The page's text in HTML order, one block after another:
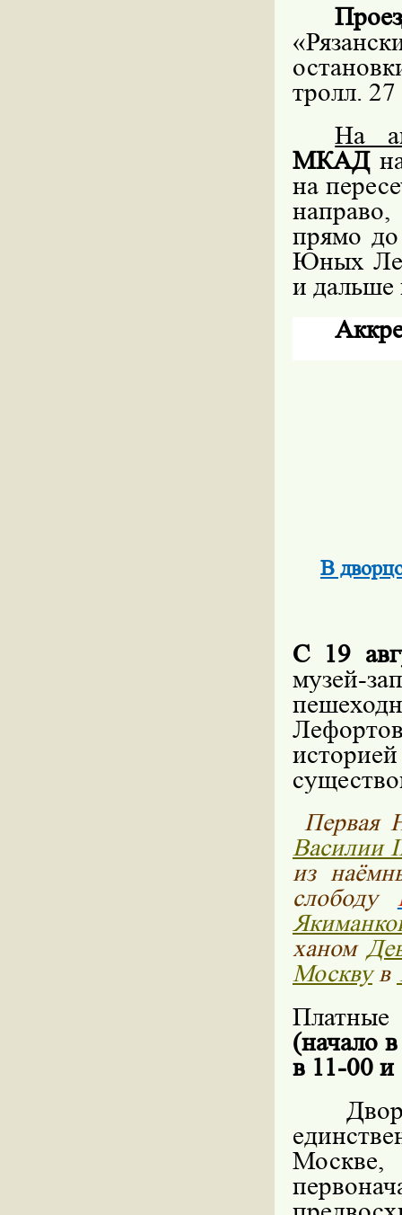
тролл.
На
МКАД
на
прямо
Юных
и дальше
В
С 19
музей-
Первая
Василии
из
слободу
ханом
Москвув
(начало
в 11-00 и